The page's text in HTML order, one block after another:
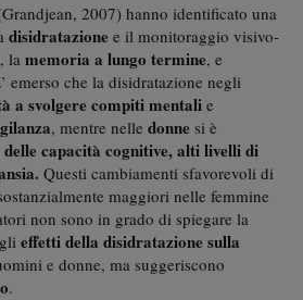
2007) hanno identificato una
disidratazione e il monitoraggio visivo-
la memoria a lungo termine, e
emerso che la disidratazione negli
a svolgere compiti mentali e
, mentre nelle donne si è
capacità cognitive, alti livelli di
Questi cambiamenti sfavorevoli di
maggiori nelle femmine
non sono in grado di spiegare la
effetti della disidratazione sulla
e donne, ma suggeriscono
.